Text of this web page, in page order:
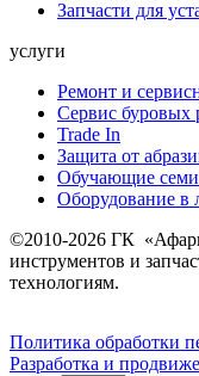
Запчасти для
услуги
Ремонт и
Сервис буровых
Trade In
Защита от
Обучающие
Оборудование в
©2010-2026 ГК
инструментов и
технологиям.
Политика обработки
Разработка и